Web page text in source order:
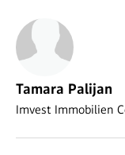
Tamara Palijan
Imvest Immobilien